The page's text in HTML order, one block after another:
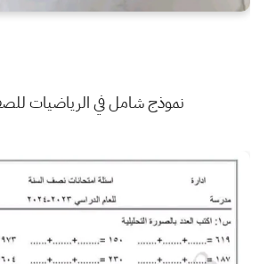
نموذج شامل في الرياضيات